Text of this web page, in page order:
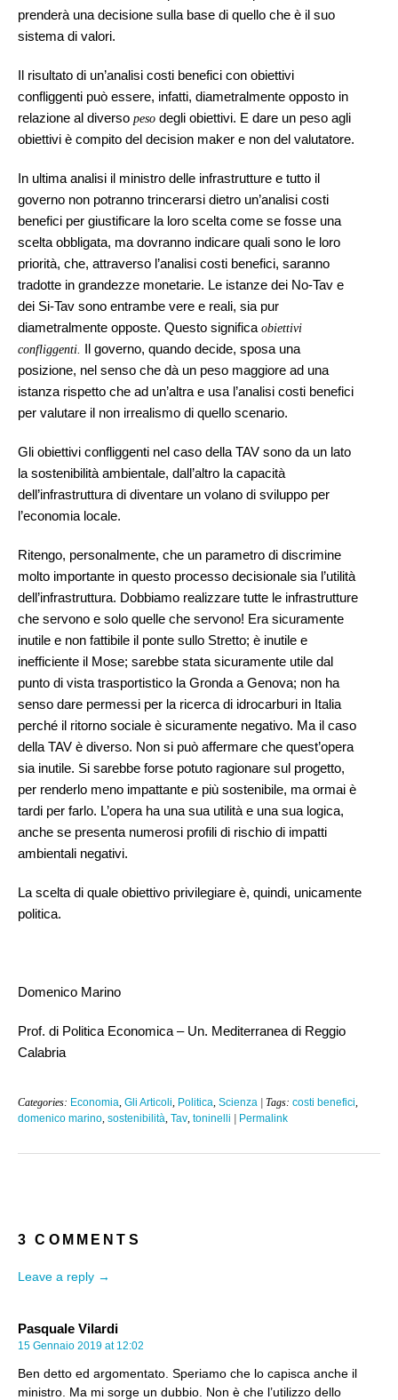
prenderà una decisione sulla base di quello che è il suo
sistema di valori.
Il risultato di un’analisi costi benefici con obiettivi
confliggenti può essere, infatti, diametralmente opposto in
relazione al diverso peso degli obiettivi. E dare un peso agli
obiettivi è compito del decision maker e non del valutatore.
In ultima analisi il ministro delle infrastrutture e tutto il
governo non potranno trincerarsi dietro un’analisi costi
benefici per giustificare la loro scelta come se fosse una
scelta obbligata, ma dovranno indicare quali sono le loro
priorità, che, attraverso l’analisi costi benefici, saranno
tradotte in grandezze monetarie. Le istanze dei No-Tav e
dei Si-Tav sono entrambe vere e reali, sia pur
diametralmente opposte. Questo significa obiettivi
confliggenti. Il governo, quando decide, sposa una
posizione, nel senso che dà un peso maggiore ad una
istanza rispetto che ad un’altra e usa l’analisi costi benefici
per valutare il non irrealismo di quello scenario.
Gli obiettivi confliggenti nel caso della TAV sono da un lato
la sostenibilità ambientale, dall’altro la capacità
dell’infrastruttura di diventare un volano di sviluppo per
l’economia locale.
Ritengo, personalmente, che un parametro di discrimine
molto importante in questo processo decisionale sia l’utilità
dell’infrastruttura. Dobbiamo realizzare tutte le infrastrutture
che servono e solo quelle che servono! Era sicuramente
inutile e non fattibile il ponte sullo Stretto; è inutile e
inefficiente il Mose; sarebbe stata sicuramente utile dal
punto di vista trasportistico la Gronda a Genova; non ha
senso dare permessi per la ricerca di idrocarburi in Italia
perché il ritorno sociale è sicuramente negativo. Ma il caso
della TAV è diverso. Non si può affermare che quest’opera
sia inutile. Si sarebbe forse potuto ragionare sul progetto,
per renderlo meno impattante e più sostenibile, ma ormai è
tardi per farlo. L’opera ha una sua utilità e una sua logica,
anche se presenta numerosi profili di rischio di impatti
ambientali negativi.
La scelta di quale obiettivo privilegiare è, quindi, unicamente
politica.
Domenico Marino
Prof. di Politica Economica – Un. Mediterranea di Reggio
Calabria
Categories: Economia Gli Articoli Politica Scienza | Tags: costi benefici
domenico marino sostenibilità Tav toninelli | Permalink
3 COMMENTS
Leave a reply →
Pasquale Vilardi
15 Gennaio 2019 at 12:02
Ben detto ed argomentato. Speriamo che lo capisca anche il
ministro. Ma mi sorge un dubbio. Non è che l’utilizzo dello